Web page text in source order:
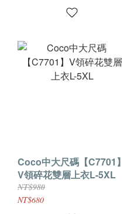
Coco中大尺碼【C7701】
V領碎花雙層上衣L-5XL
NT$980
NT$680